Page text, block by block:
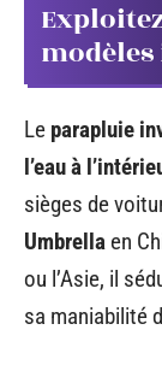
Le parapluie
l’eau à
sièges de
Umbrella en
ou l’Asie, il
sa maniabilité